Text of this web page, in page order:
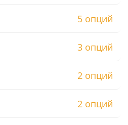
5 опций
3 опций
2 опций
2 опций